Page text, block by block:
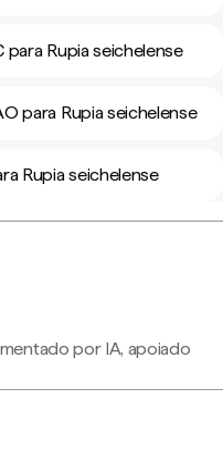
para Rupia seichelense
para Rupia seichelense
Rupia seichelense
por IA, apoiado